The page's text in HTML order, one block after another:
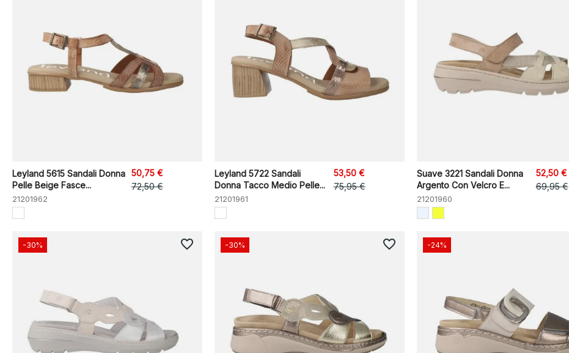
Leyland 5615 Sandali Donna
Pelle Beige Fasce...
21201962
50,75 €
72,50 €
Leyland 5722 Sandali
Donna Tacco Medio Pelle...
21201961
53,50 €
75,95 €
Suave 3221 Sandali Donna
Argento Con Velcro E...
21201960
52,50 €
69,95 €
-30% favorite_border -30% favorite_border -24%